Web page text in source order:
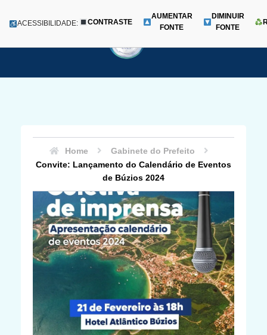
para
Menu
ACESSIBILIDADE: CONTRASTE
AUMENTAR
FONTE
DIMINUIR
FONTE
Home
Gabinete do Prefeito
Convite: Lançamento do Calendário de Eventos
de Búzios 2024